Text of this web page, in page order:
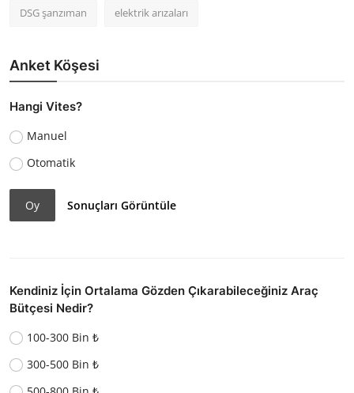
DSG şanzıman elektrik arızaları
Anket Köşesi
Hangi Vites?
Manuel
Otomatik
Oy Sonuçları Görüntüle
Kendiniz İçin Ortalama Gözden Çıkarabileceğiniz Araç
Bütçesi Nedir?
100-300 Bin ₺
300-500 Bin ₺